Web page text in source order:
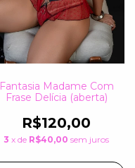
Fantasia Madame Com
Frase Delícia (aberta)
R$120,00
3 x de R$40,00 sem juros